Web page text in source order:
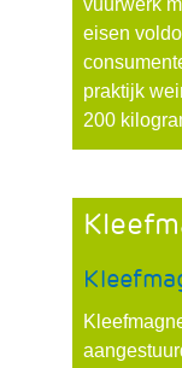
eisen
praktijk
200